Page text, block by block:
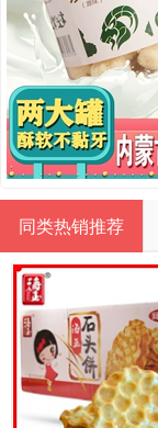
同类热销推荐